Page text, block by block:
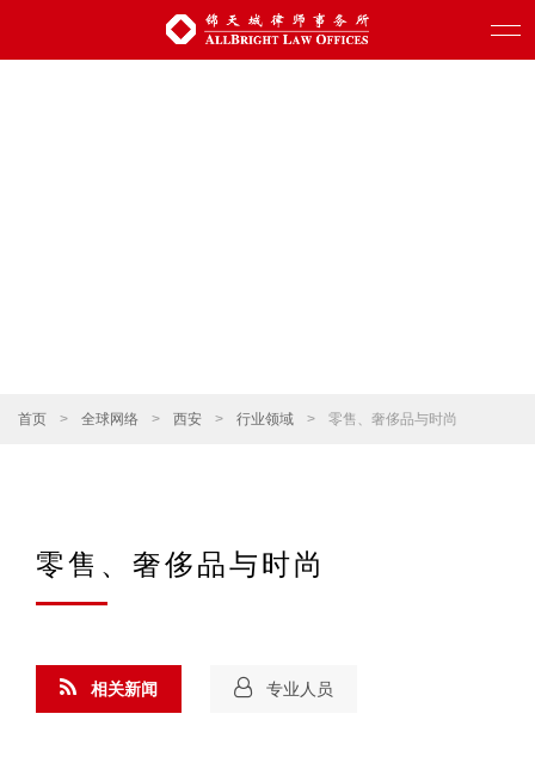
首页 > 全球网络 > 西安 > 行业领域 > 零售、奢侈品与时尚
零售、奢侈品与时尚
相关新闻 专业人员